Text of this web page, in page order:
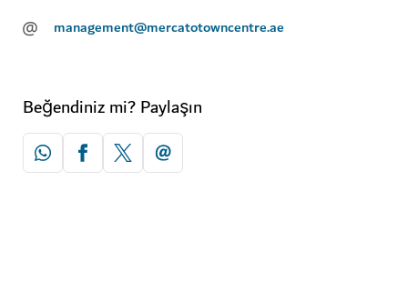
@ management@mercatotowncentre.ae
Beğendiniz mi? Paylaşın